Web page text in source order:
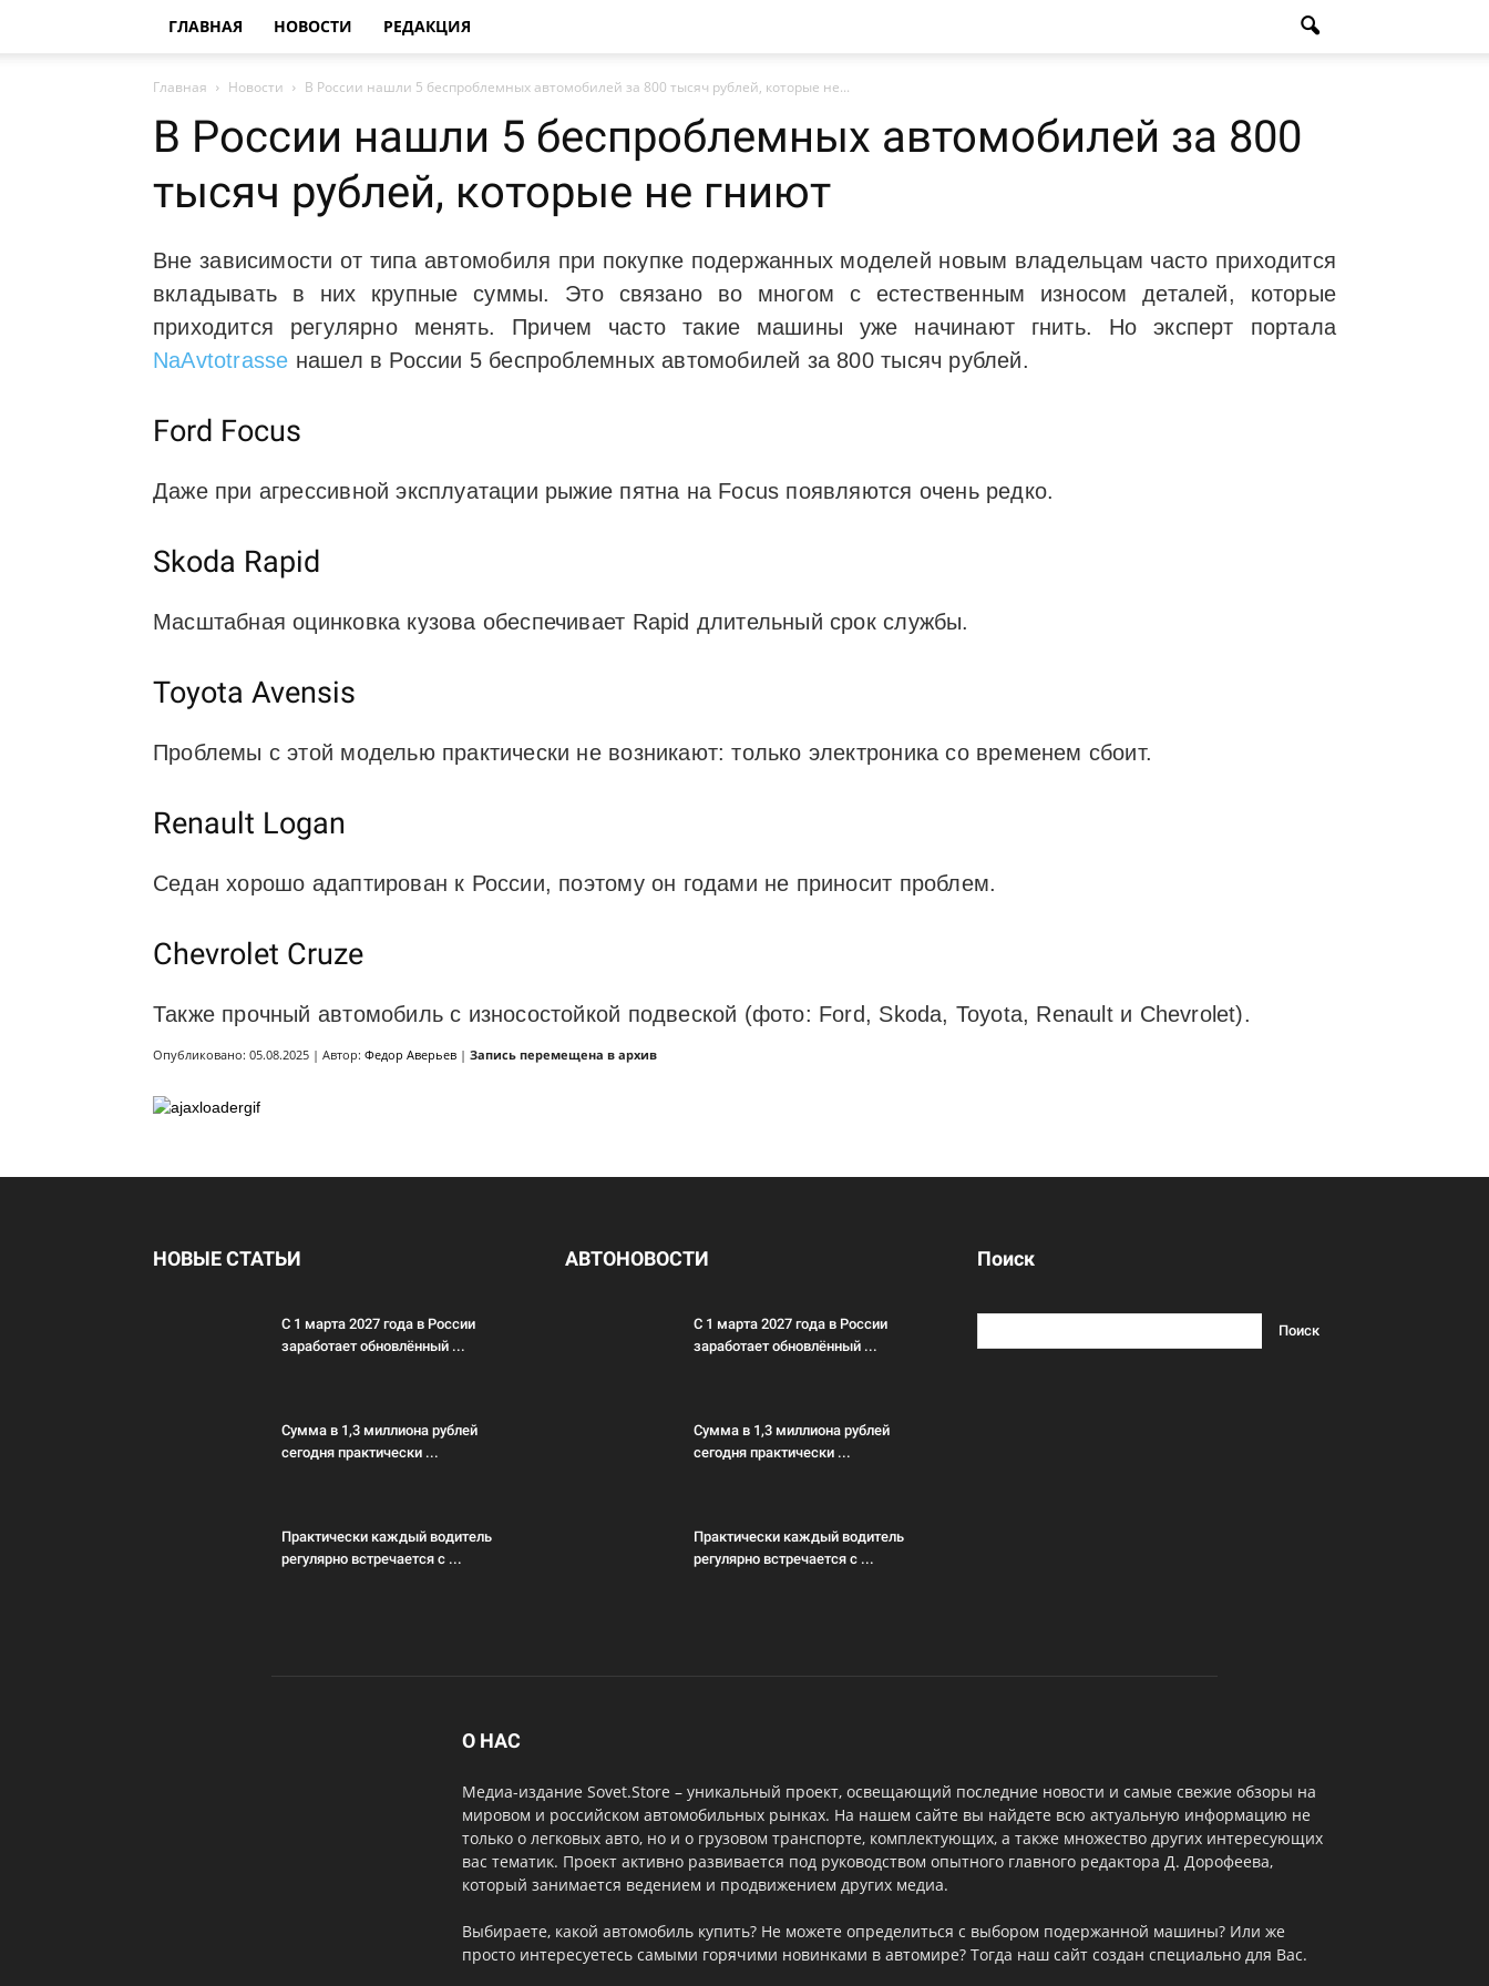
ГЛАВНАЯ НОВОСТИ РЕДАКЦИЯ
Главная Новости В России нашли 5 беспроблемных автомобилей за 800 тысяч рублей, которые не...
В России нашли 5 беспроблемных автомобилей за 800
тысяч рублей, которые не гниют
Вне зависимости от типа автомобиля при покупке подержанных моделей новым владельцам часто приходится
вкладывать в них крупные суммы. Это связано во многом с естественным износом деталей, которые
приходится регулярно менять. Причем часто такие машины уже начинают гнить. Но эксперт портала
NaAvtotrasse нашел в России 5 беспроблемных автомобилей за 800 тысяч рублей.
Ford Focus
Даже при агрессивной эксплуатации рыжие пятна на Focus появляются очень редко.
Skoda Rapid
Масштабная оцинковка кузова обеспечивает Rapid длительный срок службы.
Toyota Avensis
Проблемы с этой моделью практически не возникают: только электроника со временем сбоит.
Renault Logan
Седан хорошо адаптирован к России, поэтому он годами не приносит проблем.
Chevrolet Cruze
Также прочный автомобиль с износостойкой подвеской (фото: Ford, Skoda, Toyota, Renault и Chevrolet).
Опубликовано: 05.08.2025 | Автор: Федор Аверьев | Запись перемещена в архив
НОВЫЕ СТАТЬИ
С 1 марта 2027 года в России
заработает обновлённый ...
Сумма в 1,3 миллиона рублей
сегодня практически ...
Практически каждый водитель
регулярно встречается с ...
АВТОНОВОСТИ
С 1 марта 2027 года в России
заработает обновлённый ...
Сумма в 1,3 миллиона рублей
сегодня практически ...
Практически каждый водитель
регулярно встречается с ...
Поиск
О НАС
Медиа-издание Sovet.Store – уникальный проект, освещающий последние новости и самые свежие обзоры на
мировом и российском автомобильных рынках. На нашем сайте вы найдете всю актуальную информацию не
только о легковых авто, но и о грузовом транспорте, комплектующих, а также множество других интересующих
вас тематик. Проект активно развивается под руководством опытного главного редактора Д. Дорофеева,
который занимается ведением и продвижением других медиа.
Выбираете, какой автомобиль купить? Не можете определиться с выбором подержанной машины? Или же
просто интересуетесь самыми горячими новинками в автомире? Тогда наш сайт создан специально для Вас.